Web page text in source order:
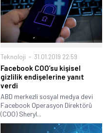
Teknoloji 31.01.2019 22:59
Facebook COO’su kişisel
gizlilik endişelerine yanıt
verdi
ABD merkezli sosyal medya devi
Facebook Operasyon Direktörü
(COO) Sheryl...